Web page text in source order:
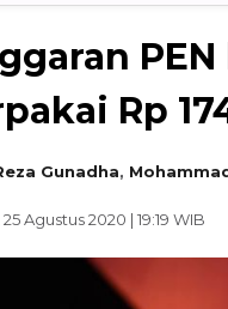
Rp
Gunadha,
Agustus 2020 | 19:19 WIB